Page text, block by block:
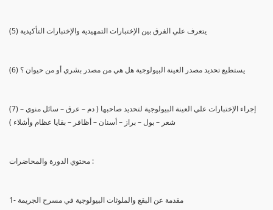
(5) يتعرف علي الفرق بين الإختبارات التمهيدية والإختبارات التأكيدية
(6) يستطيع تحديد مصدر العينة البيولوجية هل هي من مصدر بشري أو من حيوان ؟
(7) إجراء الإختبارات علي العينة البيولوجية لتحديد صاحبها ( دم – عرق – سائل منوي –
شعر – بول – براز – أسنان – أظافر – بقايا عظام وأشلاء )
محتوي الدورة والمحاضرات :
1- مقدمة عن البقع والملوثات البيولوجية في مسرح الجريمة